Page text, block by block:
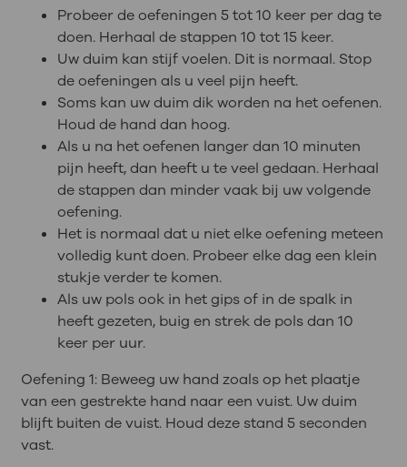
Probeer de oefeningen 5 tot 10 keer per dag te
doen. Herhaal de stappen 10 tot 15 keer.
Uw duim kan stijf voelen. Dit is normaal. Stop
de oefeningen als u veel pijn heeft.
Soms kan uw duim dik worden na het oefenen.
Houd de hand dan hoog.
Als u na het oefenen langer dan 10 minuten
pijn heeft, dan heeft u te veel gedaan. Herhaal
de stappen dan minder vaak bij uw volgende
oefening.
Het is normaal dat u niet elke oefening meteen
volledig kunt doen. Probeer elke dag een klein
stukje verder te komen.
Als uw pols ook in het gips of in de spalk in
heeft gezeten, buig en strek de pols dan 10
keer per uur.
Oefening 1: Beweeg uw hand zoals op het plaatje
van een gestrekte hand naar een vuist. Uw duim
blijft buiten de vuist. Houd deze stand 5 seconden
vast.